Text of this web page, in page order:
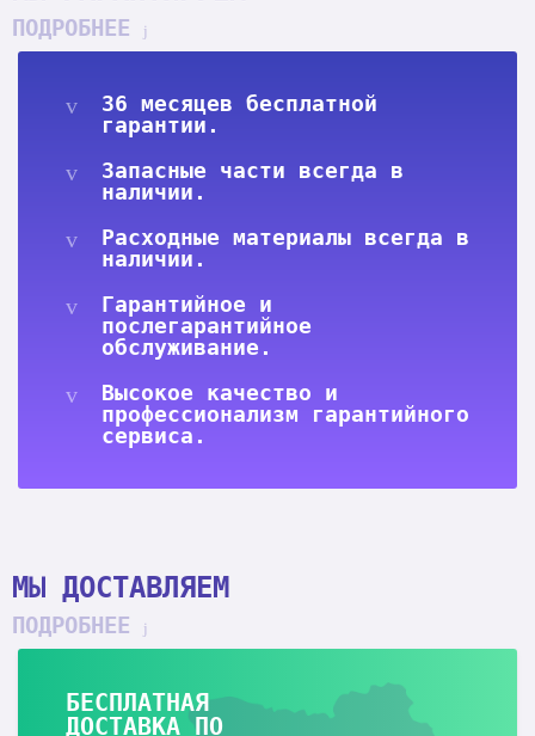
ПОДРОБНЕЕ
36 месяцев бесплатной
гарантии.
Запасные части всегда в
наличии.
Расходные материалы всегда в
наличии.
Гарантийное и
послегарантийное
обслуживание.
Высокое качество и
профессионализм гарантийного
сервиса.
МЫ ДОСТАВЛЯЕМ
ПОДРОБНЕЕ
БЕСПЛАТНАЯ
ДОСТАВКА ПО